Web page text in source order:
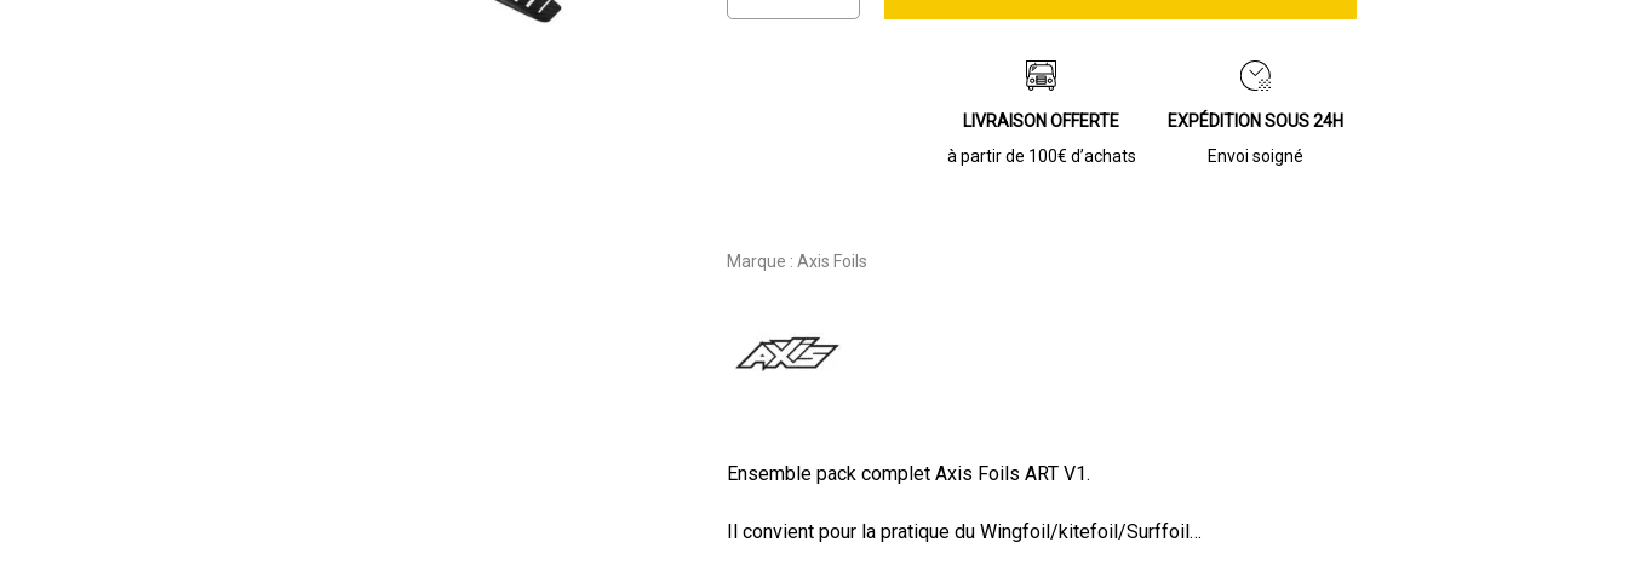
LIVRAISON OFFERTE
à partir de 100€ d’achats
EXPÉDITION SOUS 24H
Envoi soigné
Marque : Axis Foils
Ensemble pack complet Axis Foils ART V1.
Il convient pour la pratique du Wingfoil/kitefoil/Surffoil…